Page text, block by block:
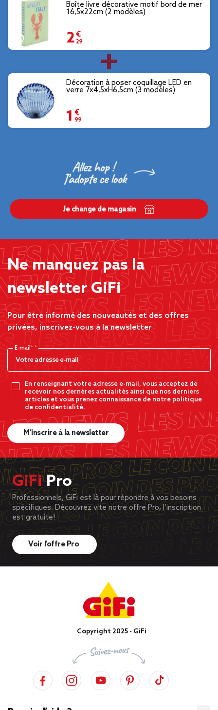
Boîte livre décorative motif bord de mer
16,5x22cm (2 modèles)
2,29 €
Décoration à poser coquillage LED en
verre 7x4,5xH6,5cm (3 modèles)
1,99 €
Je change de magasin
Ne manquez pas la
newsletter GiFi
Pour être informé des nouveautés et des offres
privées, inscrivez-vous à la newsletter
E-mail*
En renseignant votre adresse e-mail, vous acceptez de
recevoir nos dernères actualités ainsi que nos derniers
articles et vous prenez connaissance de notre politique
de confidentialité.
M’inscrire à la newsletter
GiFiPro
Professionnels, GiFi est là pour répondre à vos besoins
spécifiques. Découvrez vite notre offre Pro, l’inscription
est gratuite!
Voir l’offre Pro
Copyright 2025 - GiFi